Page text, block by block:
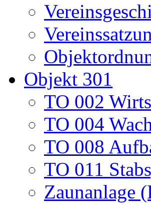
Objekt 301
TO 002
TO 004
TO 008
TO 011
Zaunanlage